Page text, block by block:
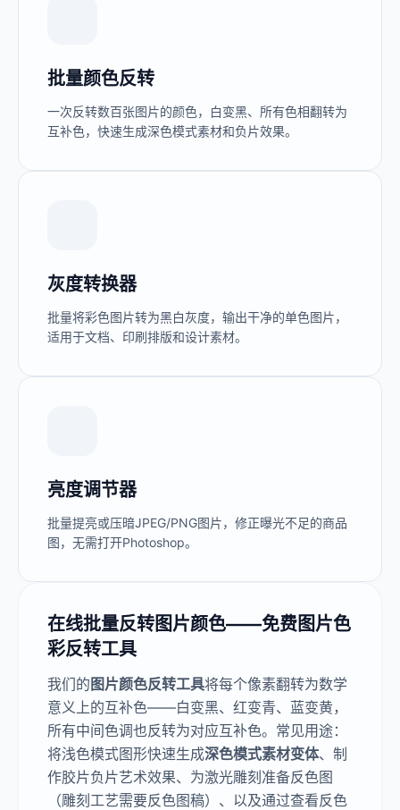
批量颜色反转
一次反转数百张图片的颜色，白变黑、所有色相翻转为
互补色，快速生成深色模式素材和负片效果。
灰度转换器
批量将彩色图片转为黑白灰度，输出干净的单色图片，
适用于文档、印刷排版和设计素材。
亮度调节器
批量提亮或压暗JPEG/PNG图片，修正曝光不足的商品
图，无需打开Photoshop。
在线批量反转图片颜色——免费图片色
彩反转工具
我们的 图片颜色反转工具将每个像素翻转为数学
意义上的互补色——白变黑、红变青、蓝变黄，
所有中间色调也反转为对应互补色。常见用途：
将浅色模式图形快速生成深色模式素材变体、制
作胶片负片艺术效果、为激光雕刻准备反色图
（雕刻工艺需要反色图稿）、以及通过查看反色